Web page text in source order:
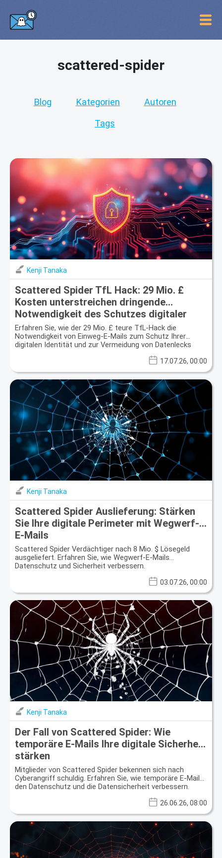
scattered-spider
Blog Kategorien Autoren
Tags
Kenji Tanaka
Scattered Spider TfL Hack: 29 Mio. £
Kosten unterstreichen dringende
Notwendigkeit des Schutzes digitaler
Identitäten
Erfahren Sie, wie der 29 Mio. £ teure TfL-Hack die
Notwendigkeit von Einweg-E-Mails zum Schutz Ihrer
digitalen Identität und zur Vermeidung von Datenlecks
17.07.26, 00:00
Kenji Tanaka
Scattered Spider Auslieferung: Stärken
Sie Ihre digitale Perimeter mit Wegwerf-
E-Mails
Scattered Spider Verdächtiger nach 8 Mio. $ Lösegeld
ausgeliefert. Erfahren Sie, wie Wegwerf-E-Mails
Datenschutz und Sicherheit verbessern.
03.07.26, 00:00
Kenji Tanaka
Der Fall von Scattered Spider: Wie
temporäre E-Mails Ihre digitale Sicherheit
stärken
Mitglieder von Scattered Spider bekennen sich nach
Cyberangriff schuldig. Erfahren Sie, wie temporäre E-Mails
den Datenschutz und die Datensicherheit verbessern.
26.06.26, 08:00